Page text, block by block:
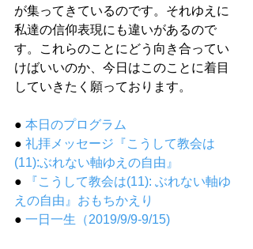
が集ってきているのです。それゆえに
私達の信仰表現にも違いがあるので
す。これらのことにどう向き合ってい
けばいいのか、今日はこのことに着目
していきたく願っております。
● 本日のプログラム
● 礼拝メッセージ『こうして教会は
(11):ぶれない軸ゆえの自由』
●
『こうして教会は(11): ぶれない軸ゆ
えの自由』おもちかえり
● 一日一生（2019/9/9-9/15)